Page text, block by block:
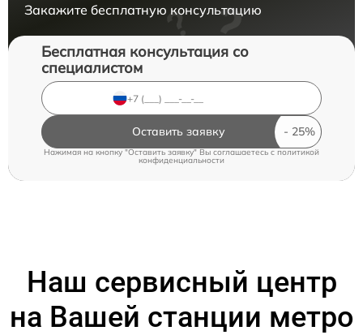
Закажите бесплатную консультацию
Бесплатная консультация со
специалистом
Оставить заявку
Нажимая на кнопку "Оставить заявку" Вы соглашаетесь cполитикой
конфиденциальности
Наш сервисный центр
на Вашей станции метро